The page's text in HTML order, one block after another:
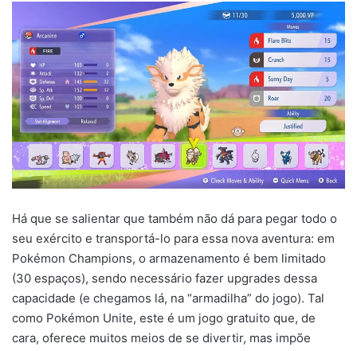
Há que se salientar que também não dá para pegar todo o
seu exército e transportá-lo para essa nova aventura: em
Pokémon Champions, o armazenamento é bem limitado
(30 espaços), sendo necessário fazer upgrades dessa
capacidade (e chegamos lá, na “armadilha” do jogo). Tal
como Pokémon Unite, este é um jogo gratuito que, de
cara, oferece muitos meios de se divertir, mas impõe